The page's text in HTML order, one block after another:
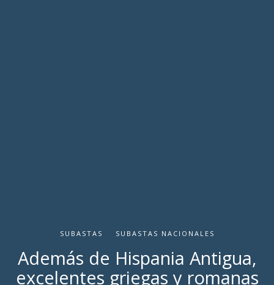
SUBASTAS SUBASTAS NACIONALES
Además de Hispania Antigua,
excelentes griegas y romanas